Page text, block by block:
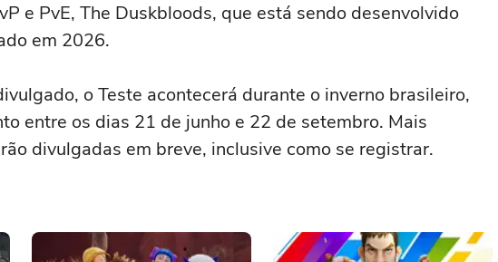
e PvE, The Duskbloods, que está sendo desenvolvido
em 2026.
o Teste acontecerá durante o inverno brasileiro,
entre os dias 21 de junho e 22 de setembro. Mais
divulgadas em breve, inclusive como se registrar.